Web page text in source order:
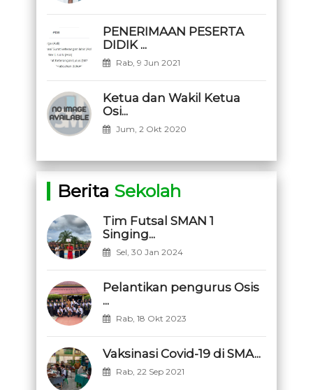
PENERIMAAN PESERTA
DIDIK ...
Rab, 9 Jun 2021
Ketua dan Wakil Ketua
Osi...
Jum, 2 Okt 2020
Berita Sekolah
Tim Futsal SMAN 1
Singing...
Sel, 30 Jan 2024
Pelantikan pengurus Osis
...
Rab, 18 Okt 2023
Vaksinasi Covid-19 di SMA...
Rab, 22 Sep 2021